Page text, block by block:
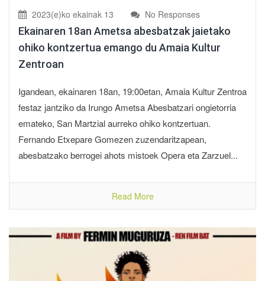
2023(e)ko ekainak 13 No Responses
Ekainaren 18an Ametsa abesbatzak jaietako
ohiko kontzertua emango du Amaia Kultur
Zentroan
Igandean, ekainaren 18an, 19:00etan, Amaia Kultur Zentroa
festaz jantziko da Irungo Ametsa Abesbatzari ongietorria
emateko, San Martzial aurreko ohiko kontzertuan.
Fernando Etxepare Gomezen zuzendaritzapean,
abesbatzako berrogei ahots mistoek Opera eta Zarzuel...
Read More